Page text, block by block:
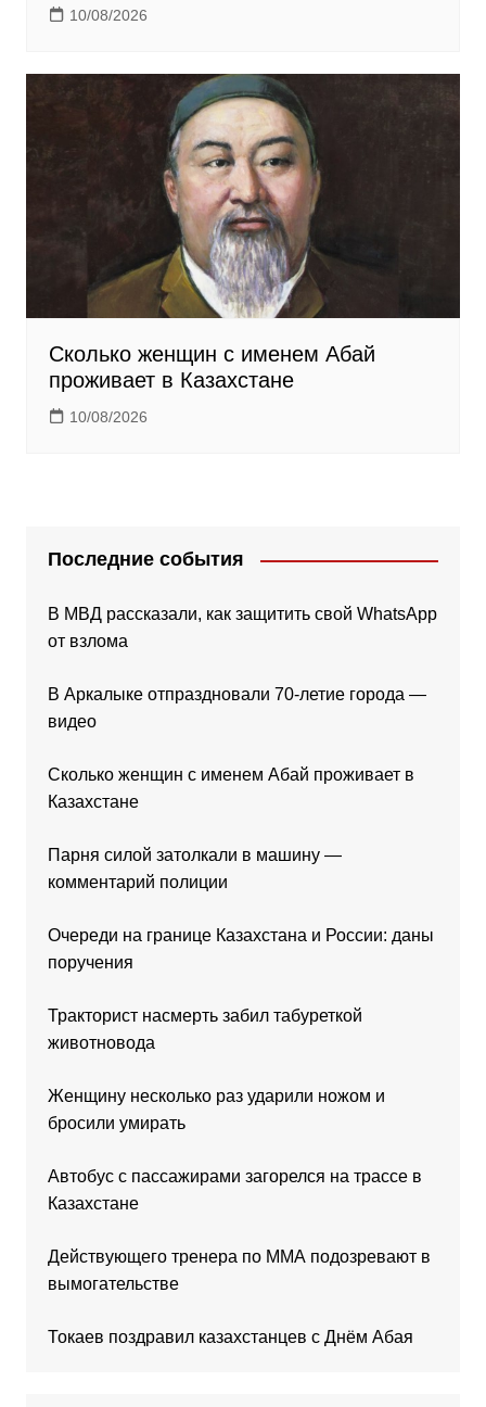
10/08/2026
Сколько женщин с именем Абай
проживает в Казахстане
10/08/2026
Последние события
В МВД рассказали, как защитить свой WhatsApp
от взлома
В Аркалыке отпраздновали 70-летие города —
видео
Сколько женщин с именем Абай проживает в
Казахстане
Парня силой затолкали в машину —
комментарий полиции
Очереди на границе Казахстана и России: даны
поручения
Тракторист насмерть забил табуреткой
животновода
Женщину несколько раз ударили ножом и
бросили умирать
Автобус с пассажирами загорелся на трассе в
Казахстане
Действующего тренера по ММА подозревают в
вымогательстве
Токаев поздравил казахстанцев с Днём Абая